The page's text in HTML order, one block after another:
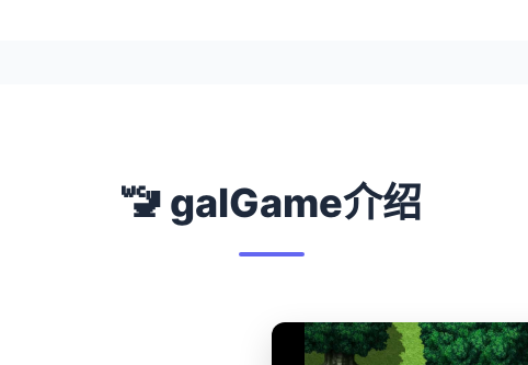
🚾 galGame介绍